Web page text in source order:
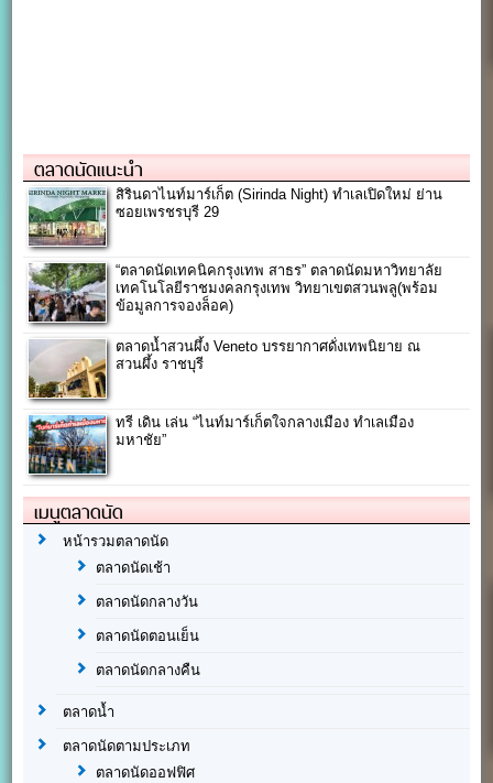
ตลาดนัดแนะนำ
สิรินดาไนท์มาร์เก็ต (Sirinda Night) ทำเลเปิดใหม่ ย่าน
ซอยเพรชรบุรี 29
“ตลาดนัดเทคนิคกรุงเทพ สาธร” ตลาดนัดมหาวิทยาลัย
เทคโนโลยีราชมงคลกรุงเทพ วิทยาเขตสวนพลู(พร้อม
ข้อมูลการจองล็อค)
ตลาดน้ำสวนผึ้ง Veneto บรรยากาศดั่งเทพนิยาย ณ
สวนผึ้ง ราชบุรี
ทรี เดิน เล่น “ไนท์มาร์เก็ตใจกลางเมือง ทำเลเมือง
มหาชัย”
เมนูตลาดนัด
หน้ารวมตลาดนัด
ตลาดนัดเช้า
ตลาดนัดกลางวัน
ตลาดนัดตอนเย็น
ตลาดนัดกลางคืน
ตลาดน้ำ
ตลาดนัดตามประเภท
ตลาดนัดออฟฟิศ